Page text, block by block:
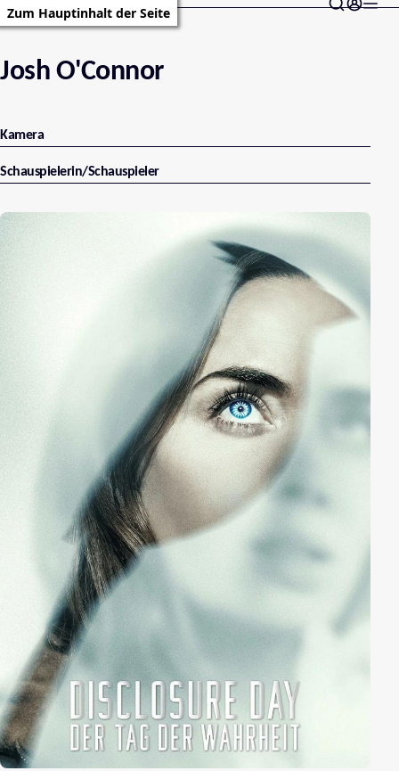
Zum Hauptinhalt der Seite
Josh O'Connor
Kamera
Schauspielerin/Schauspieler